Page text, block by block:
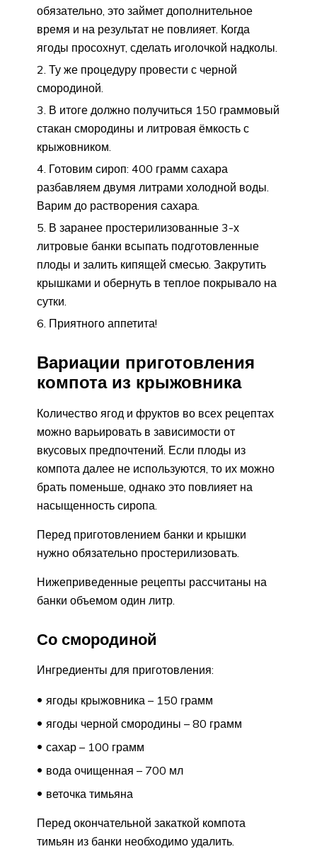
обязательно, это займет дополнительное
время и на результат не повлияет. Когда
ягоды просохнут, сделать иголочкой надколы.
Ту же процедуру провести с черной
смородиной.
В итоге должно получиться 150 граммовый
стакан смородины и литровая ёмкость с
крыжовником.
Готовим сироп: 400 грамм сахара
разбавляем двумя литрами холодной воды.
Варим до растворения сахара.
В заранее простерилизованные 3-х
литровые банки всыпать подготовленные
плоды и залить кипящей смесью. Закрутить
крышками и обернуть в теплое покрывало на
сутки.
Приятного аппетита!
Вариации приготовления
компота из крыжовника
Количество ягод и фруктов во всех рецептах
можно варьировать в зависимости от
вкусовых предпочтений. Если плоды из
компота далее не используются, то их можно
брать поменьше, однако это повлияет на
насыщенность сиропа.
Перед приготовлением банки и крышки
нужно обязательно простерилизовать.
Нижеприведенные рецепты рассчитаны на
банки объемом один литр.
Со смородиной
Ингредиенты для приготовления:
ягоды крыжовника – 150 грамм
ягоды черной смородины – 80 грамм
сахар – 100 грамм
вода очищенная – 700 мл
веточка тимьяна
Перед окончательной закаткой компота
тимьян из банки необходимо удалить.